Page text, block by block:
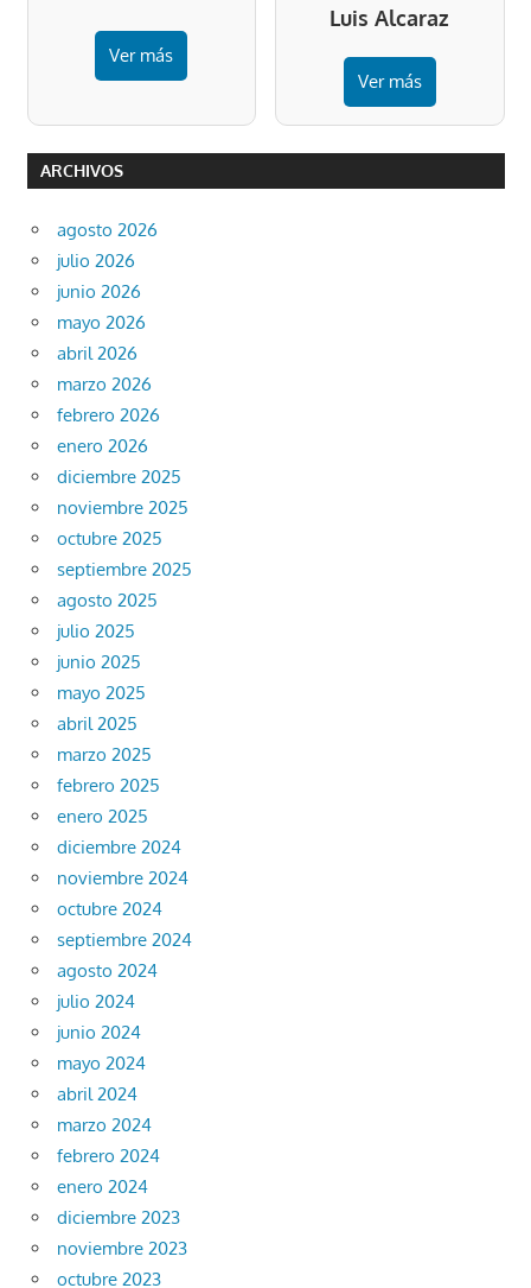
Ver más
Luis Alcaraz
Ver más
ARCHIVOS
agosto 2026
julio 2026
junio 2026
mayo 2026
abril 2026
marzo 2026
febrero 2026
enero 2026
diciembre 2025
noviembre 2025
octubre 2025
septiembre 2025
agosto 2025
julio 2025
junio 2025
mayo 2025
abril 2025
marzo 2025
febrero 2025
enero 2025
diciembre 2024
noviembre 2024
octubre 2024
septiembre 2024
agosto 2024
julio 2024
junio 2024
mayo 2024
abril 2024
marzo 2024
febrero 2024
enero 2024
diciembre 2023
noviembre 2023
octubre 2023